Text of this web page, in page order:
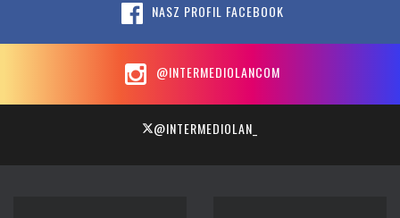
NASZ PROFIL FACEBOOK
@INTERMEDIOLANCOM
@INTERMEDIOLAN_